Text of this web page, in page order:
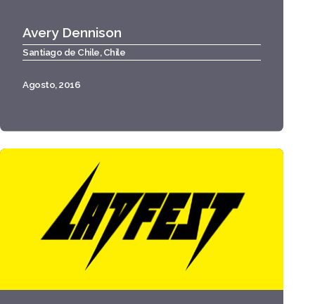
Avery Dennison
Santiago de Chile, Chile
Agosto, 2016